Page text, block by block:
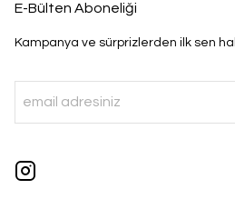
E-Bülten Aboneliği
Kampanya ve sürprizlerden ilk sen